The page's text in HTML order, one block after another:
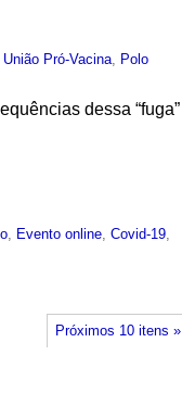
União Pró-Vacina Polo
dessa “fuga”
, Evento online,Covid-19,
Próximos 10 itens »